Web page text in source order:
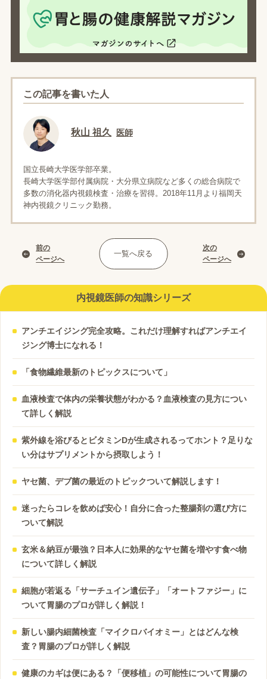
この記事を書いた人
秋山 祖久 医師
国立長崎大学医学部卒業。
長崎大学医学部付属病院・大分県立病院など多くの総合病院で
多数の消化器内視鏡検査・治療を習得。2018年11月より福岡天
神内視鏡クリニック勤務。
次の
ページへ
一覧へ戻る
前の
ページへ
内視鏡医師の知識シリーズ
アンチエイジング完全攻略。これだけ理解すればアンチエイ
ジング博士になれる！
「食物繊維最新のトピックスについて」
血液検査で体内の栄養状態がわかる？血液検査の見方につい
て詳しく解説
紫外線を浴びるとビタミンDが生成されるってホント？足りな
い分はサプリメントから摂取しよう！
ヤセ菌、デブ菌の最近のトピックついて解説します！
迷ったらコレを飲めば安心！自分に合った整腸剤の選び方に
ついて解説
玄米＆納豆が最強？日本人に効果的なヤセ菌を増やす食べ物
について詳しく解説
細胞が若返る「サーチュイン遺伝子」「オートファジー」に
ついて胃腸のプロが詳しく解説！
新しい腸内細菌検査「マイクロバイオミー」とはどんな検
査？胃腸のプロが詳しく解説
健康のカギは便にある？「便移植」の可能性について胃腸の